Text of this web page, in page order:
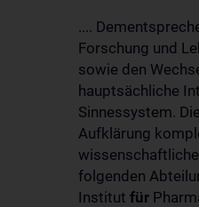
....
Forschung und
sowie den
hauptsächliche
Sinnessystem.
Aufklärung
folgenden
Institut für